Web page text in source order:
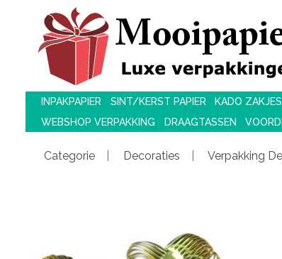
INPAKPAPIER SINT/KERST PAPIER KADO ZAKJES
WEBSHOP VERPAKKING
DRAAGTASSEN
Categorie Decoraties Verpakking